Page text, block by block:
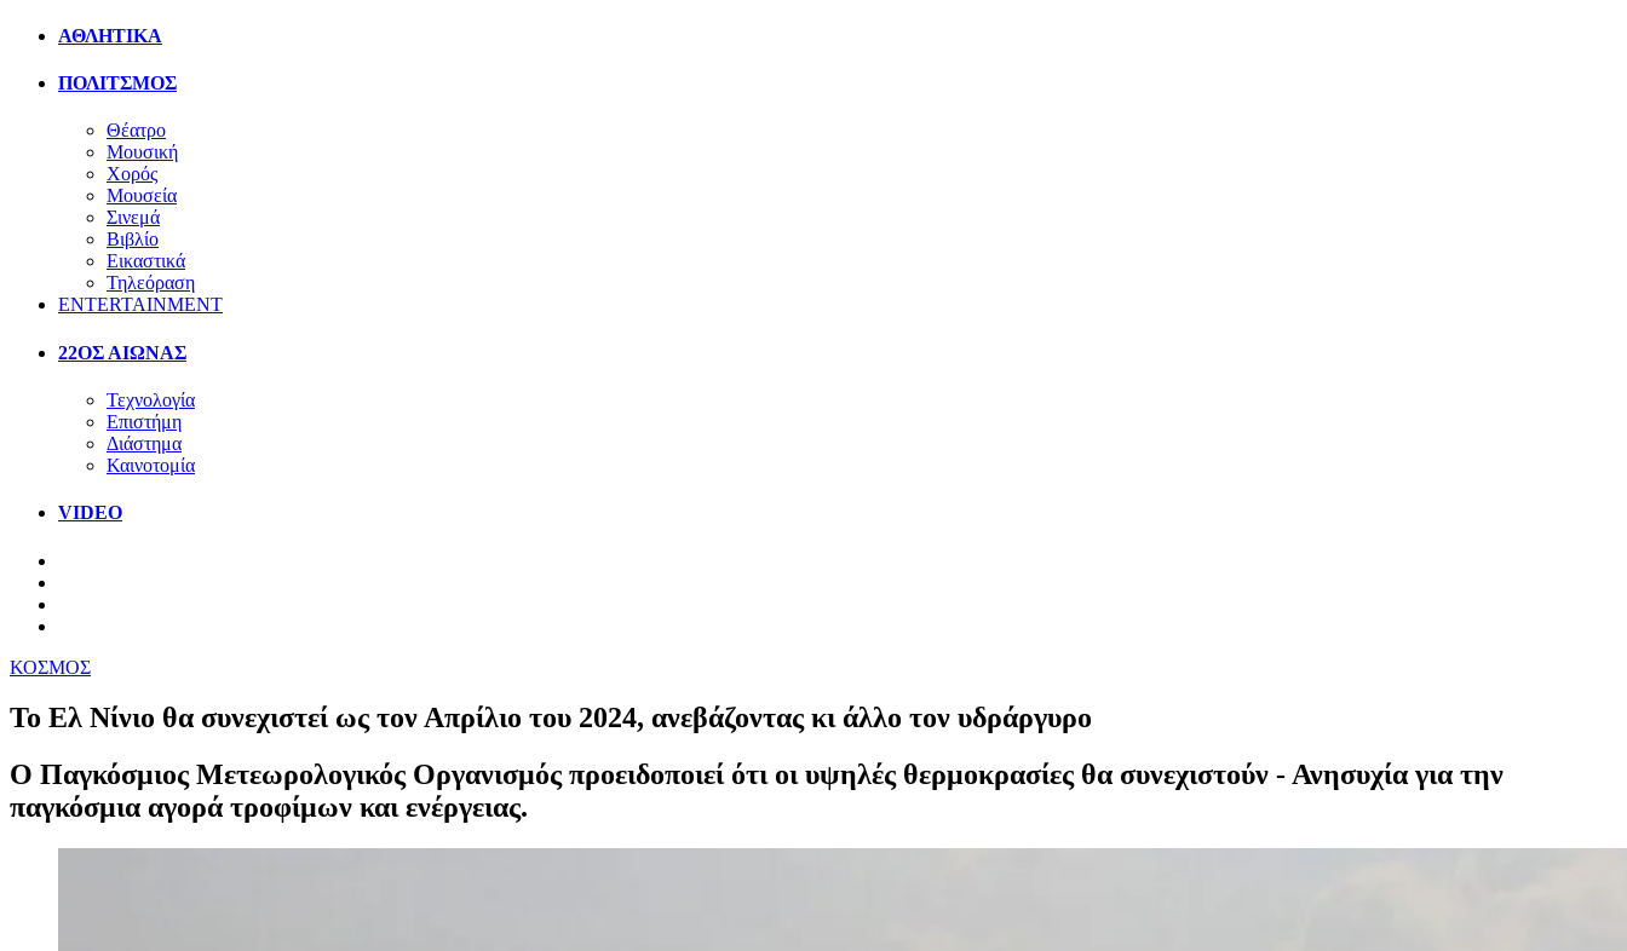
ΑΘΛΗΤΙΚΑ
ΠΟΛΙΤΣΜΟΣ
Θέατρο
Μουσική
Χορός
Μουσεία
Σινεμά
Βιβλίο
Εικαστικά
Τηλεόραση
ENTERTAINMENT
22ΟΣ ΑΙΩΝΑΣ
Τεχνολογία
Επιστήμη
Διάστημα
Καινοτομία
VIDEO
ΚΟΣΜΟΣ
Το Ελ Νίνιο θα συνεχιστεί ως τον Απρίλιο του 2024, ανεβάζοντας κι άλλο τον υδράργυρο
Ο Παγκόσμιος Μετεωρολογικός Οργανισμός προειδοποιεί ότι οι υψηλές θερμοκρασίες θα συνεχιστούν - Ανησυχία για την
παγκόσμια αγορά τροφίμων και ενέργειας.